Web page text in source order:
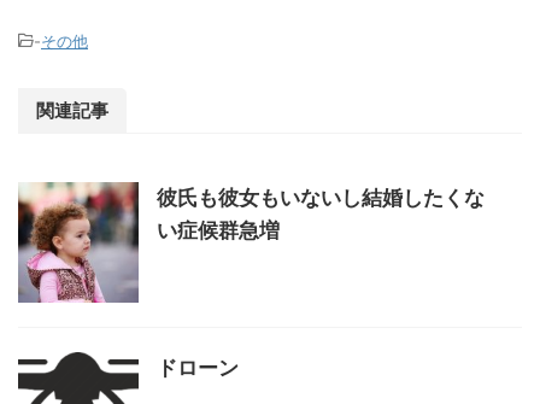
-その他
関連記事
彼氏も彼女もいないし結婚したくな
い症候群急増
ドローン